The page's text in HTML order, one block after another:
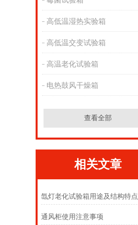
高低温湿热实验箱
高低温交变试验箱
高温老化试验箱
电热鼓风干燥箱
查看全部
相关文章
氙灯老化试验箱用途及结构特点
通风柜使用注意事项